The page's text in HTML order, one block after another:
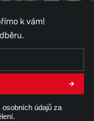
k vám!
údajů za